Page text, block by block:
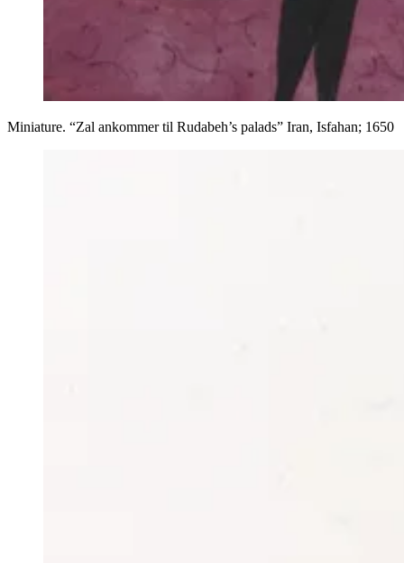
Miniature. “Zal ankommer til Rudabeh’s palads” Iran, Isfahan; 1650